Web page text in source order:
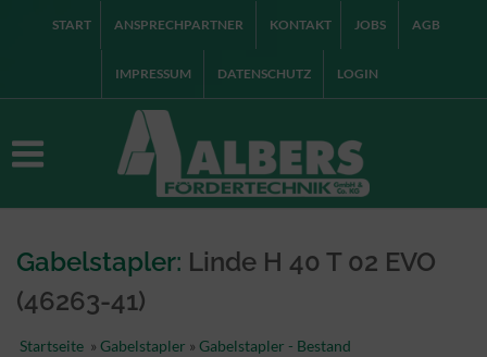
START ANSPRECHPARTNER KONTAKT JOBS AGB
IMPRESSUM DATENSCHUTZ LOGIN
Gabelstapler: Linde H 40 T 02 EVO
(46263-41)
Startseite » Gabelstapler » Gabelstapler - Bestand